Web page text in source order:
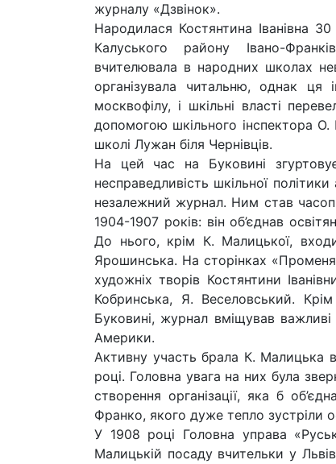
журналу «Дзвінок».
Народилася Костянтина Іванівна
Калуського району Івано-
вчителювала в народних школах
організувала читальню, однак ця
москвофілу, і шкільні власті
допомогою шкільного інспектора
школі Лужан біля Чернівців.
На цей час на Буковині
несправедливість шкільної
незалежний журнал. Ним став
1904-1907 років: він об’єднав
До нього, крім К. Малицької,
Ярошинська. На сторінках
художніх творів Костянтини
Кобринська, Я. Веселовський.
Буковині, журнал вміщував важливі
Америки.
Активну участь брала К. Малицька
році. Головна увага на них була
створення організації, яка б
Франко, якого дуже тепло зустріли
У 1908 році Головна управа
Малицькій посаду вчительки у